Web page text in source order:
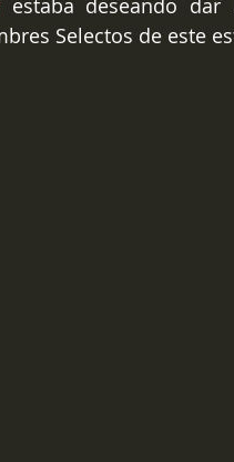
estaba deseando
Selectos de este